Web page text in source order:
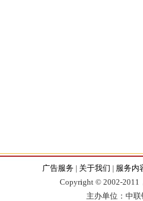
广告服务 | 关于我们 | 服务内
Copyright © 2002-2011
主办单位：中